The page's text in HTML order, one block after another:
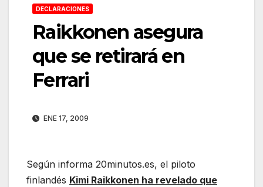
DECLARACIONES
Raikkonen asegura
que se retirará en
Ferrari
ENE 17, 2009
Según informa 20minutos.es, el piloto
finlandés Kimi Raikkonen ha revelado que